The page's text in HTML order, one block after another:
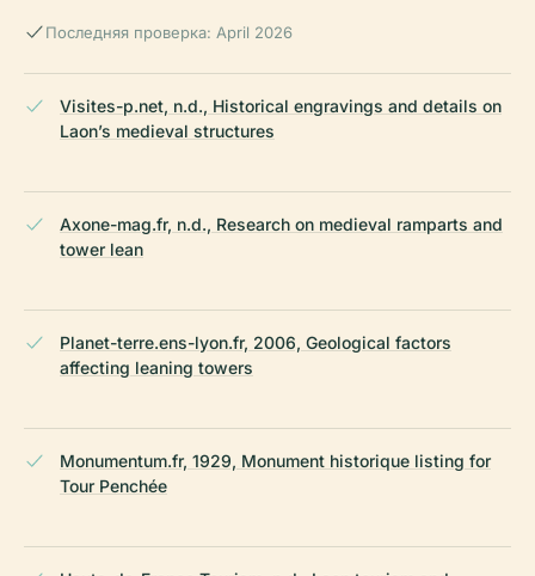
Последняя проверка: April 2026
Visites-p.net, n.d., Historical engravings and details on
Laon’s medieval structures
Axone-mag.fr, n.d., Research on medieval ramparts and
tower lean
Planet-terre.ens-lyon.fr, 2006, Geological factors
affecting leaning towers
Monumentum.fr, 1929, Monument historique listing for
Tour Penchée